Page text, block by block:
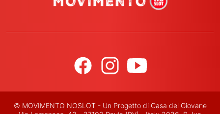
© MOVIMENTO NOSLOT - Un Progetto di Casa del Giovane